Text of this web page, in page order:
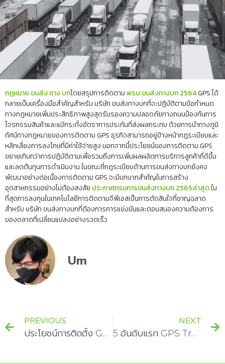
กฎหมาย ขนส่ง ทาง บกโดยสรุปการติดตามพรบ.ขนส่งทางบก 2564GPS ได้
กลายเป็นเครื่องมือสำคัญสำหรับ บริษัท ขนส่งทางบกที่จะปฏิบัติตามข้อกำหนด
ทางกฎหมายเพิ่มประสิทธิภาพสูงสุดรับรองความปลอดภัยทางถนนป้องกันการ
โจรกรรมสินค้าและแม้กระทั่งอัตราการประกันที่ส่งผลกระทบ ด้วยการนำทางภูมิ
ทัศน์ทางกฎหมายของการติดตาม GPS ธุรกิจสามารถอยู่ข้างหน้ากฎระเบียบและ
หลีกเลี่ยงการลงโทษที่มีค่าใช้จ่ายสูง นอกจากนี้ประโยชน์ของการติดตาม GPS
ขยายเกินกว่าการปฏิบัติตามเพื่อรวมถึงการเพิ่มผลผลิตการบริการลูกค้าที่ดีขึ้น
และลดต้นทุนการดำเนินงาน ในขณะที่กฎระเบียบด้านการขนส่งทางบกยังคง
พัฒนาอย่างต่อเนื่องการติดตาม GPS จะมีบทบาทสำคัญในการสร้าง
อุตสาหกรรมอย่างไม่ต้องสงสัย ประกาศกรมการขนส่งทางบก 2565ล่าสุดใน
ที่สุดการลงทุนในเทคโนโลยีการติดตามจีพีเอสเป็นการตัดสินใจที่ชาญฉลาด
สำหรับ บริษัท ขนส่งทางบกที่ต้องการการแข่งขันและตอบสนองความต้องการ
ของตลาดที่เปลี่ยนแปลงอย่างรวดเร็ว
Um
PREVIOUS
ประโยชน์การติดตั้ง GPS บนรถบรรทุก 10 ล้อ
NEXT
5 อันดับแรก GPS Tracker การวัดสัญญาณดาวเทียม